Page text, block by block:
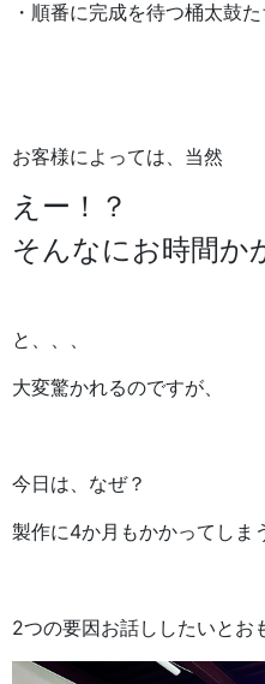
・順番に完成を待つ桶太鼓た
お客様によっては、当然
えー！？
そんなにお時間か
と、、、
大変驚かれるのですが、
今日は、なぜ？
製作に4か月もかかってしま
2つの要因お話ししたいとお